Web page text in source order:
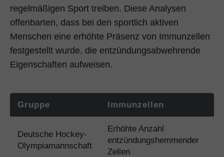
regelmäßigen Sport treiben. Diese Analysen
offenbarten, dass bei den sportlich aktiven
Menschen eine erhöhte Präsenz von Immunzellen
festgestellt wurde, die entzündungsabwehrende
Eigenschaften aufweisen.
Gruppe Immunzellen
Deutsche Hockey-
Olympiamannschaft
Erhöhte Anzahl
entzündungshemmender
Zellen